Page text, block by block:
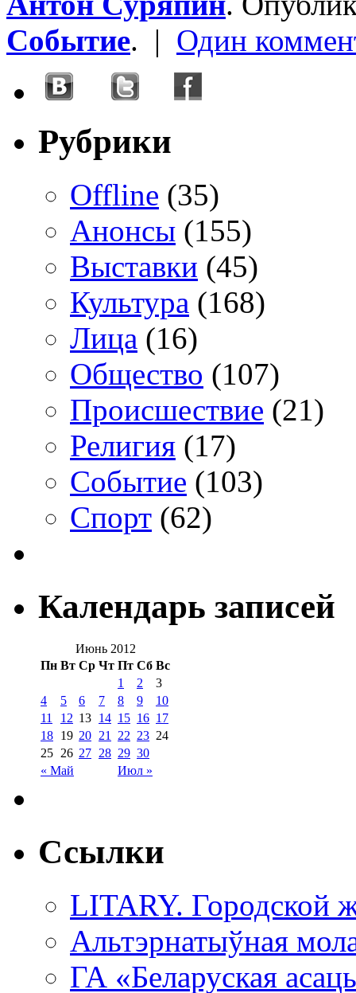
Событие. | Один
Рубрики
Offline (35)
Анонсы (155)
Выставки (45)
Культура (168)
Лица (16)
Общество (107)
Происшествие (21)
Религия (17)
Событие (103)
Спорт (62)
Календарь записей
Июнь 2012
Пн Вт Ср Чт Пт Сб Вс
« Май Июл »
1 2
3
4
5 6 7 8 9
10
11
12 13 14 15 16 17
18 19 20 21 22 23 24
25 26 27 28 29 30
Ссылки
LITARY. Городской
Альтэрнатыўная
ГА «Беларуская